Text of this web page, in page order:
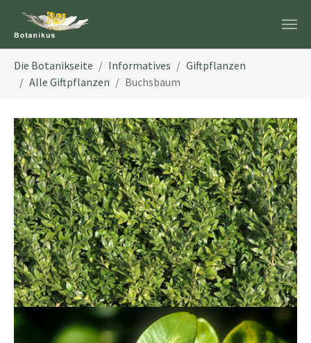
Die Botanikseite Informatives
Giftpflanzen
Alle Giftpflanzen
Buchsbaum